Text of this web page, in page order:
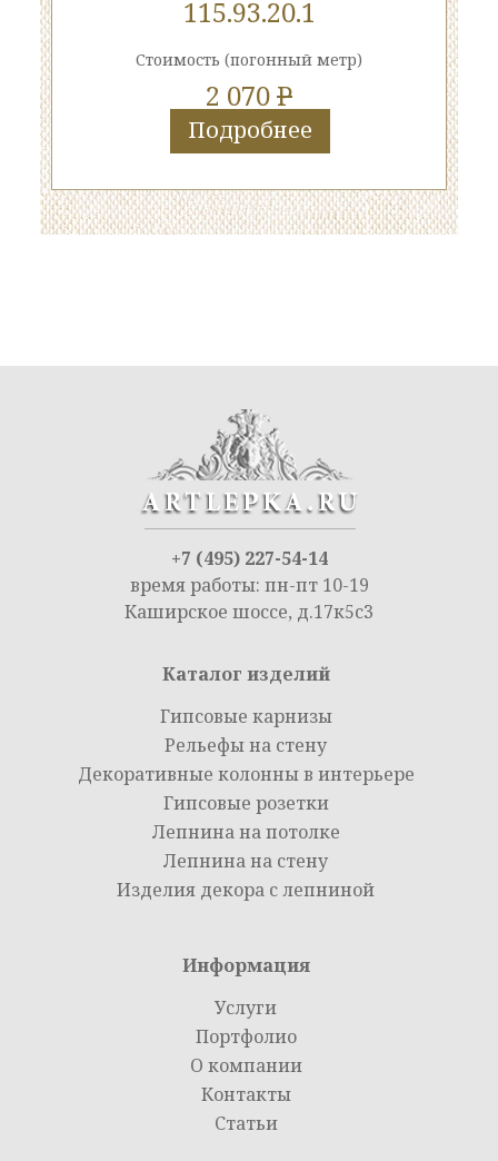
115.93.20.1
Стоимость (погонный метр)
2 070P
Подробнее
+7 (495) 227-54-14
время работы: пн-пт 10-19
Каширское шоссе, д.17к5с3
Каталог изделий
Гипсовые карнизы
Рельефы на стену
Декоративные колонны в интерьере
Гипсовые розетки
Лепнина на потолке
Лепнина на стену
Изделия декора с лепниной
Информация
Услуги
Портфолио
О компании
Контакты
Статьи